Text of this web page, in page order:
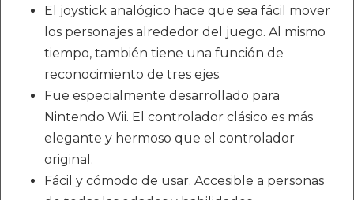
El joystick analógico hace que sea fácil mover
los personajes alrededor del juego. Al mismo
tiempo, también tiene una función de
reconocimiento de tres ejes.
Fue especialmente desarrollado para
Nintendo Wii. El controlador clásico es más
elegante y hermoso que el controlador
original.
Fácil y cómodo de usar. Accesible a personas